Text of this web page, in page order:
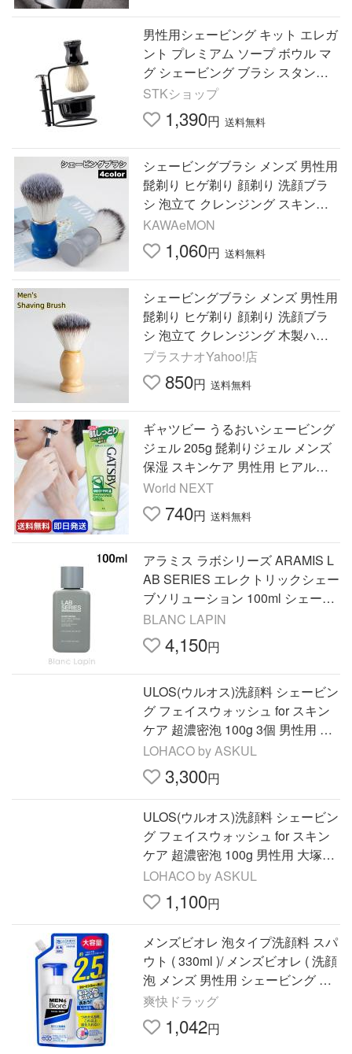
男性用シェービング キット エレガ
ント プレミアム ソープ ボウル マ
グ シェービング ブラシ スタンド
ホルダー
STKショップ
1,390円 送料無料
シェービングブラシ メンズ 男性用
髭剃り ヒゲ剃り 顔剃り 洗顔ブラ
シ 泡立て クレンジング スキンケ
ア ひげ 床屋 理容 美容 プレゼント
ギフト
KAWAeMON
1,060円 送料無料
シェービングブラシ メンズ 男性用
髭剃り ヒゲ剃り 顔剃り 洗顔ブラ
シ 泡立て クレンジング 木製ハン
ドル スキンケア ひげ 床屋 理容 美
容 プレ
プラスナオYahoo!店
850円 送料無料
ギャツビー うるおいシェービング
ジェル 205g 髭剃りジェル メンズ
保湿 スキンケア 男性用 ヒアルロ
ン酸配合
World NEXT
740円 送料無料
アラミス ラボシリーズ ARAMIS L
AB SERIES エレクトリックシェー
ブソリューション 100ml シェービ
ング 男性用 [428764]
BLANC LAPIN
4,150円
ULOS(ウルオス)洗顔料 シェービン
グ フェイスウォッシュ for スキン
ケア 超濃密泡 100g 3個 男性用 大
塚製薬
LOHACO by ASKUL
3,300円
ULOS(ウルオス)洗顔料 シェービン
グ フェイスウォッシュ for スキン
ケア 超濃密泡 100g 男性用 大塚製
薬
LOHACO by ASKUL
1,100円
メンズビオレ 泡タイプ洗顔料 スパ
ウト ( 330ml )/ メンズビオレ ( 洗顔
泡 メンズ 男性用 シェービング ニ
キビ )
爽快ドラッグ
1,042円